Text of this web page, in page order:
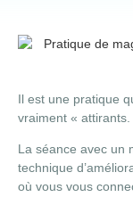
Il est une pratique
vraiment « attirants.
La séance avec un
technique
où vous vous